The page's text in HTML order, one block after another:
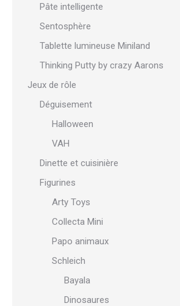
Pâte intelligente
Sentosphère
Tablette lumineuse Miniland
Thinking Putty by crazy Aarons
Jeux de rôle
Déguisement
Halloween
VAH
Dinette et cuisinière
Figurines
Arty Toys
Collecta Mini
Papo animaux
Schleich
Bayala
Dinosaures